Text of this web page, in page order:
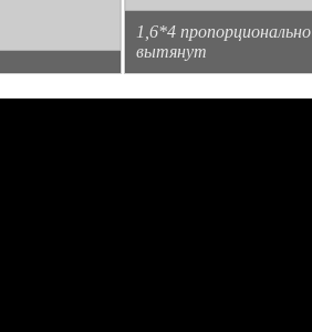
1,6*4 пропорционально
вытянут